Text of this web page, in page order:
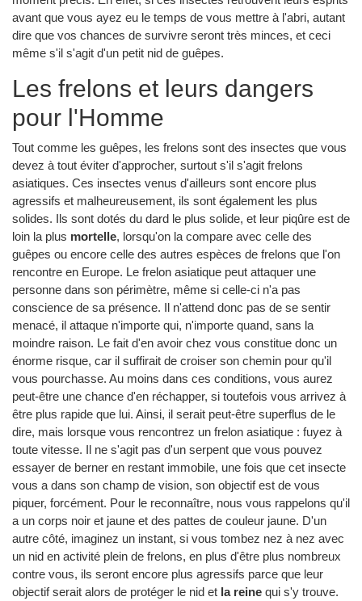
avant que vous ayez eu le temps de vous mettre à l'abri, autant
dire que vos chances de survivre seront très minces, et ceci
même s'il s'agit d'un petit nid de guêpes.
Les frelons et leurs dangers
pour l'Homme
Tout comme les guêpes, les frelons sont des insectes que vous
devez à tout éviter d'approcher, surtout s'il s'agit frelons
asiatiques. Ces insectes venus d'ailleurs sont encore plus
agressifs et malheureusement, ils sont également les plus
solides. Ils sont dotés du dard le plus solide, et leur piqûre est de
loin la plus mortelle, lorsqu'on la compare avec celle des
guêpes ou encore celle des autres espèces de frelons que l'on
rencontre en Europe. Le frelon asiatique peut attaquer une
personne dans son périmètre, même si celle-ci n'a pas
conscience de sa présence. Il n'attend donc pas de se sentir
menacé, il attaque n'importe qui, n'importe quand, sans la
moindre raison. Le fait d'en avoir chez vous constitue donc un
énorme risque, car il suffirait de croiser son chemin pour qu'il
vous pourchasse. Au moins dans ces conditions, vous aurez
peut-être une chance d'en réchapper, si toutefois vous arrivez à
être plus rapide que lui. Ainsi, il serait peut-être superflus de le
dire, mais lorsque vous rencontrez un frelon asiatique : fuyez à
toute vitesse. Il ne s'agit pas d'un serpent que vous pouvez
essayer de berner en restant immobile, une fois que cet insecte
vous a dans son champ de vision, son objectif est de vous
piquer, forcément. Pour le reconnaître, nous vous rappelons qu'il
a un corps noir et jaune et des pattes de couleur jaune. D'un
autre côté, imaginez un instant, si vous tombez nez à nez avec
un nid en activité plein de frelons, en plus d'être plus nombreux
contre vous, ils seront encore plus agressifs parce que leur
objectif serait alors de protéger le nid et la reine qui s'y trouve.